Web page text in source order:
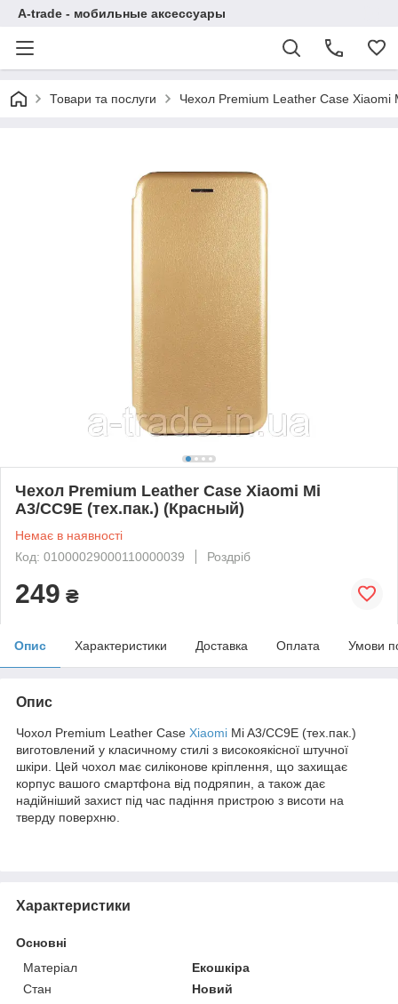
A-trade - мобильные аксессуары
Товари та послуги Чехол Premium Leather Case Xiaomi
Чехол Premium Leather Case Xiaomi Mi
A3/CC9E (тех.пак.) (Красный)
Немає в наявності
Код: 01000029000110000039
Роздріб
249 ₴
Опис Характеристики Доставка Оплата Умови
Опис
Чохол Premium Leather Case Xiaomi Mi A3/CC9E (тех.пак.)
виготовлений у класичному стилі з високоякісної штучної
шкіри. Цей чохол має силіконове кріплення, що захищає
корпус вашого смартфона від подряпин, а також дає
надійніший захист під час падіння пристрою з висоти на
тверду поверхню.
Характеристики
Основні
Матеріал
Екошкіра
Стан
Новий